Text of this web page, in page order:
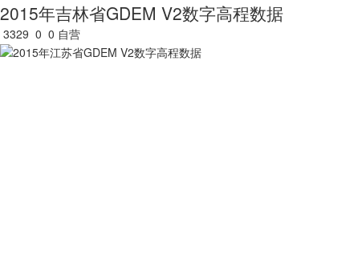
2015年吉林省GDEM V2数字高程数据
3329 0 0 自营